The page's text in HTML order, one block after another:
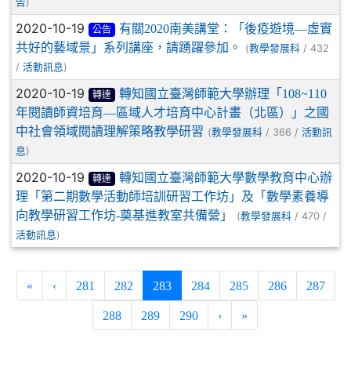
2020-10-19 公告
有關2020南美講堂：「後疫遊境—虛實
共好的藝域景」系列講座，請踴躍參加。
(教學發展科 / 432
/ 活動訊息 )
2020-10-19 轉達
轉知國立臺灣師範大學辦理「108~110
年閱讀師資培育—區域人才培育中心計畫（北區）」之國
中社會領域閱讀理解策略教學研習 (教學發展科 / 366 / 活動訊
息 )
2020-10-19 轉達
轉知國立臺灣師範大學數學教育中心辦
理「第二期數學活動師培訓研習工作坊」及「數學素養導
向教學研習工作坊-奠基進教室共備營」
(教學發展科 / 470 /
活動訊息 )
« ‹ 281 282 283(current)
284 285 286 287
288 289 290 › »